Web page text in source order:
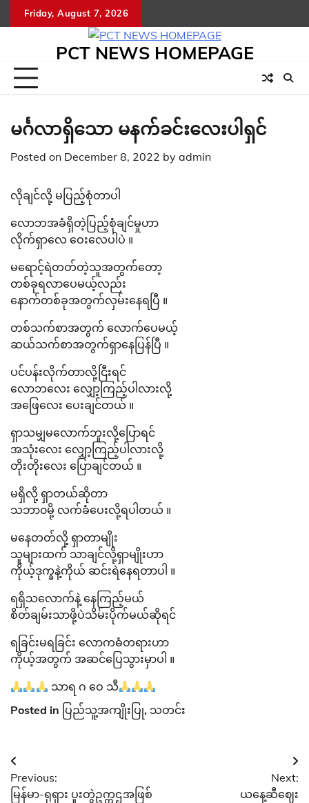
to
Friday, August 7, 2026
PCT NEWS HOMEPAGE
မင်္ဂလာရှိသော မနက်ခင်းလေးပါရှင်
Posted on December 8, 2022 by admin
လိုချင်လို့ မပြည့်စုံတာပါ
လောဘအခံရှိတဲ့ပြည့်စုံချင်မှုဟာ
လိုက်ရှာလေ ဝေးလေပါပဲ ။
မရောင့်ရဲတတ်တဲ့သူအတွက်တော့
တစ်ခုရလာပေမယ့်လည်း
နောက်တစ်ခုအတွက်လှမ်းနေရပြီ ။
တစ်သက်စာအတွက် လောက်ပေမယ့်
ဆယ်သက်စာအတွက်ရှာနေပြန်ပြီ ။
ပင်ပန်းလိုက်တာလို့ငြီးရင်
လောဘလေး လျှော့ကြည့်ပါလားလို့
အဖြေလေး ပေးချင်တယ် ။
ရှာသမျှမလောက်ဘူးလို့ပြောရင်
အသုံးလေး လျှော့ကြည့်ပါလားလို့
တိုးတိုးလေး ပြောချင်တယ် ။
မရှိလို့ ရှာတယ်ဆိုတာ
သဘာ၀မို့ လက်ခံပေးလို့ရပါတယ် ။
မနေတတ်လို့ ရှာတာမျိုး
သူများထက် သာချင်လို့ရှာမျိုးဟာ
ကိုယ့်ဒုက္ခနဲ့ကိုယ် ဆင်းရဲနေရတာပါ ။
ရရှိသလောက်နဲ့ နေကြည့်မယ်
စိတ်ချမ်းသာဖို့ပဲသိမ်းပိုက်မယ်ဆိုရင်
ရခြင်းမရခြင်း လောကဓံတရားဟာ
ကိုယ့်အတွက် အဆင်ပြေသွားမှာပါ ။
သာရ ဂ ဝေ သီ
Posted in ပြည်သူ့အကျိုးပြု, သတင်း
Post
navigation
Previous:
မြန်မာ-ရုရှား ပူးတွဲဥက္ကဌအဖြစ်
Next:
ယနေ့ဆီဈေး